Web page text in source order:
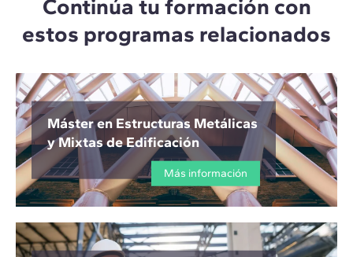
Continúa tu formación con
estos programas relacionados
Máster en Estructuras Metálicas
y Mixtas de Edificación
Más información